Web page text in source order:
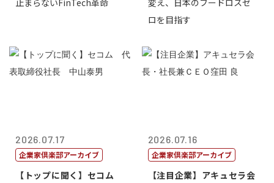
ック・サミッ...
止まらないFinTech革命
変え、日本のフードロスゼ
ロを目指す
2026.07.17
企業家倶楽部アーカイブ
【トップに聞く】セコム
2026.07.16
企業家倶楽部アーカイブ
【注目企業】アキュセラ会